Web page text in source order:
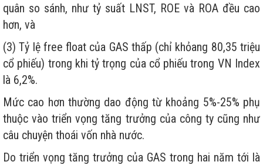
quân so sánh, như tỷ suất LNST, ROE và ROA đều cao
hơn, và
(3) Tỷ lệ free float của GAS thấp (chỉ khỏang 80,35 triệu
cổ phiếu) trong khi tỷ trọng của cổ phiếu trong VN Index
là 6,2%.
Mức cao hơn thường dao động từ khoảng 5%-25% phụ
thuộc vào triển vọng tăng trưởng của công ty cũng như
câu chuyện thoái vốn nhà nước.
Do triển vọng tăng trưởng của GAS trong hai năm tới là